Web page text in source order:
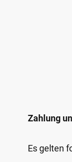
Zahlung
Es gelten